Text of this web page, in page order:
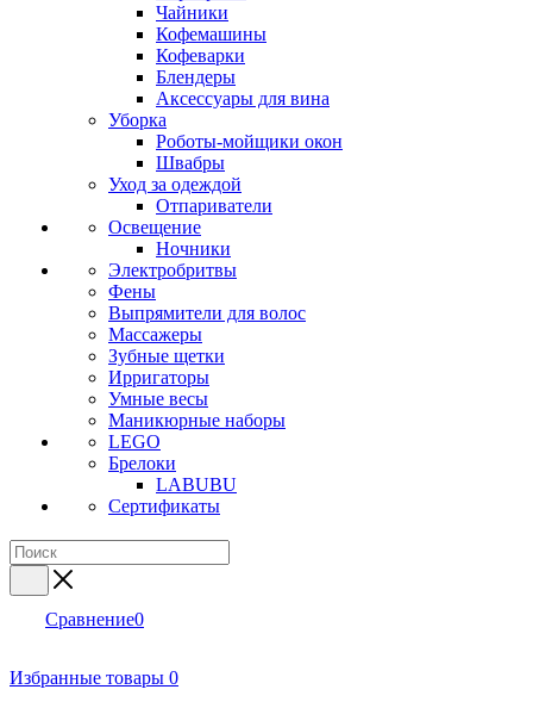
Чайники
Кофемашины
Кофеварки
Блендеры
Аксессуары для вина
Уборка
Роботы-мойщики окон
Швабры
Уход за одеждой
Отпариватели
Освещение
Ночники
Электробритвы
Фены
Выпрямители для волос
Массажеры
Зубные щетки
Ирригаторы
Умные весы
Маникюрные наборы
LEGO
Брелоки
LABUBU
Сертификаты
Сравнение0
Избранные товары 0